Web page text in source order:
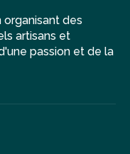
des
artisans et
passion et de la